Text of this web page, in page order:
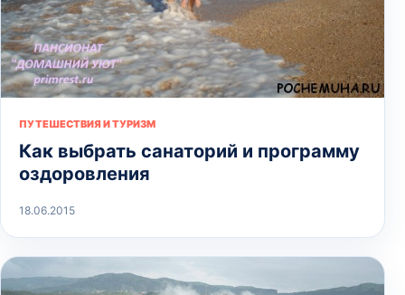
ПУТЕШЕСТВИЯ И ТУРИЗМ
Как выбрать санаторий и программу
оздоровления
18.06.2015